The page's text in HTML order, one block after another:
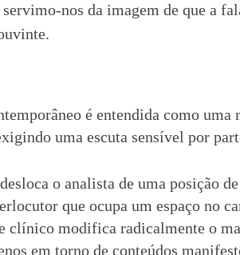
nos da imagem de que a
é entendida como uma
uma escuta sensível por
o analista de uma posição
que ocupa um espaço no
clínico modifica radicalmente o
em torno de conteúdos